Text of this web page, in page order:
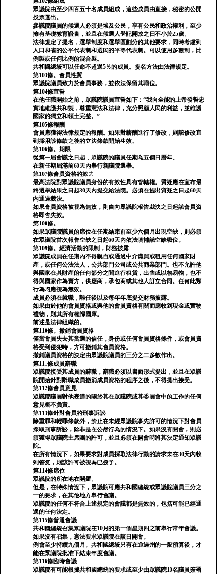
眾議院由至少四百五十名成員組成，這些成員由直接，秘密的公開
投票選出。
參議院議員的候選人必須是埃及公民，享有公民和政治權利，至少
擁有基礎教育證書，並且在候選人登記開放之日不小於25歲。
法律規定了提名，選舉制度和選舉區劃分的其他要求，同時考慮到
人口和省的公平代表制和選民的平等代表制。可以使用多數制，比
例製或任何比例的混合製。
共和國總統可以任命不超過5％的成員。提名方法由法律規定。
第103條。會員性質
眾議院議員致力於會員事務，並依法保留其職位。
第104條宣誓
在他任職開始之前，眾議院議員宣誓如下：“我向全能的上帝發誓忠
實地維護共和製，尊重憲法和法律，充分照顧人民的利益，並維護
國家的獨立和領土完整。”
第105條報酬
會員應獲得法律規定的報酬。如果對薪酬進行了修改，則該修改直
到採用該條款之後的立法條款開始生效。
第106條。期限
從第一屆會議之日起，眾議院的議員任期為五個日曆年。
在新任期屆滿前60天內舉行新議院選舉。
第107條會員資格的效力
最高法院對眾議院議員身份的有效性具有管轄權。質疑應在宣布最
終選舉結果之日起30天內提交給法院。必須在提出質疑之日起60天
內通過裁決。
如果會員資格被視為無效，則自向眾議院報告裁決之日起該會員資
格即告失效。
第108條。
如果眾議院議員的席位在任期結束前至少六個月出現空缺，則必須
在眾議院首次報告空缺之日起60天內依法填補該空缺職位。
第109條。經濟活動的限制，財務披露
眾議院成員在任期內不得親自或通過中介購買或租用任何國家財
產，或任何公法法人，公共部門公司或公共商業部門。也不允許他
與國家在其財產的任何部分之間進行租賃，出售或以物易物，也不
得與國家作為賣方，供應商，承包商或其他人訂立合同。任何此類
行為均應視為無效。
成員必須在就職，離任後以及每年年底提交財務披露。
如果由於他的會員資格或與他的會員資格有關而應收到現金或實物
禮物，則其所有權歸國庫。
前述是法律組織的。
第110條。撤銷會員資格
僅當會員失去其當選的信任，身份或任何會員資格條件，或會員資
格受到侵犯時，方可撤銷其會員資格。
撤銷議員資格的決定由眾議院議員的三分之二多數作出。
第111條成員辭職
眾議院接受其成員的辭職，辭職必須以書面形式提出，並且在眾議
院開始針對辭職成員撤消成員資格的程序之後，不得提出接受。
第112條會員意見
眾議院議員對他表達的關於其在眾議院或其委員會中的工作的任何
意見概不負責。
第113條針對會員的刑事訴訟
除重罪和輕罪條款外，禁止在未經眾議院事先許可的情況下對會員
採取刑事訴訟，除非是在公然行為的情況下。如果沒有開會，則必
須獲得眾議院主席團的許可，並且必須在開會時將其決定通知眾議
院。
在所有情況下，如果要求對成員採取法律行動的請求未在30天內收
到答复，則該許可被視為已授予。
第114條席位
眾議院的所在地在開羅。
但是，在特殊情況下，眾議院可應共和國總統或眾議院議員三分之
一的要求，在其他地方舉行會議。
眾議院的任何不符合上述規定的會議都是無效的，包括可能已經通
過的任何決定。
第115條普通會議
共和國總統召集眾議院在10月的第一個星期四之前舉行常年會議。
如果沒有召集，憲法要求眾議院在該日開會。
例會至少持續九個月。共和國總統只有在通過州的一般預算後，才
能在眾議院批准下結束年度會議。
第116條臨時會議
眾議院有可能根據共和國總統的要求或至少由眾議院10名議員簽署